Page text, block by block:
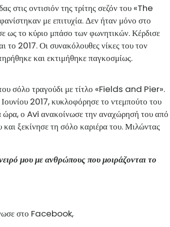
στις οντισιόν της τρίτης σεζόν του «The
με επιτυχία. Δεν ήταν μόνο στο
ως το κύριο μπάσο των φωνητικών. Κέρδισε
2017. Οι συνακόλουθες νίκες του τον
και εκτιμήθηκε παγκοσμίως.
σόλο τραγούδι με τίτλο «Fields and Pier».
2017, κυκλοφόρησε το ντεμπούτο του
ο Avi ανακοίνωσε την αναχώρησή του από
ξεκίνησε τη σόλο καριέρα του. Μιλώντας
μου με ανθρώπους που μοιράζονται το
στο Facebook,